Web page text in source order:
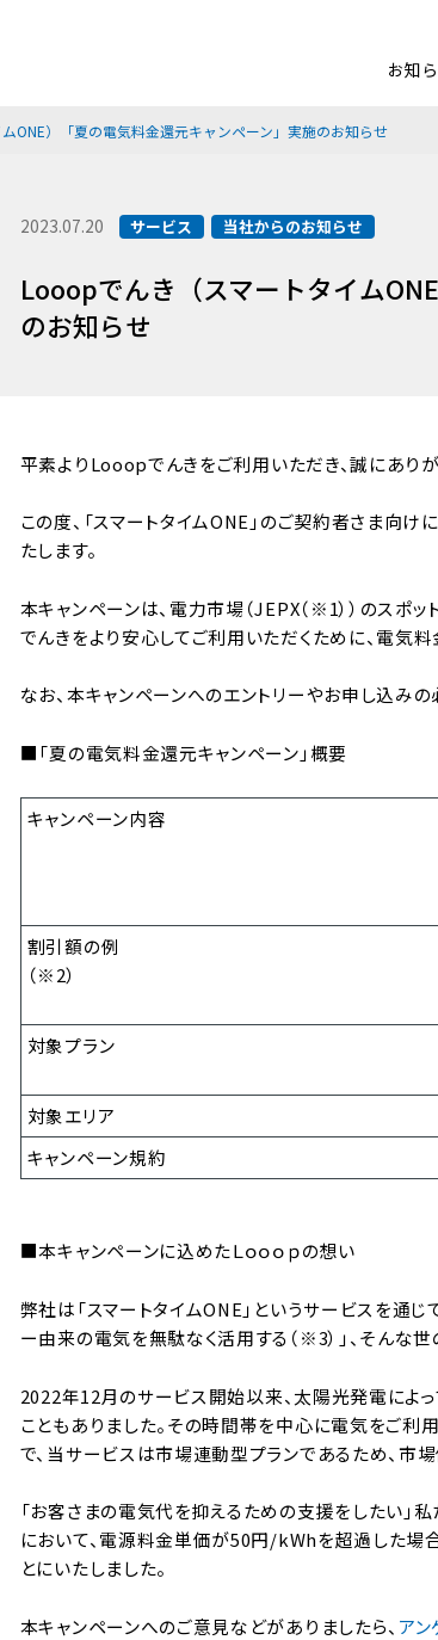
お知
ONE）「夏の電気料金還元キャンペーン」実施のお知らせ
2023.07.20 サービス 当社からのお知らせ
Looopでんき（スマートタイム
のお知らせ
平素よりLooopでんきをご利用いただき、誠にありが
この度、「スマートタイムONE」のご契約者さま向
たします。
本キャンペーンは、電力市場（JEPX（※1））のス
でんきをより安心してご利用いただくために、電気
なお、本キャンペーンへのエントリーやお申し込みの
■「夏の電気料金還元キャンペーン」概要
キャンペーン内容
割引額の例
（※2）
対象プラン
対象エリア
キャンペーン規約
■本キャンペーンに込めたＬｏｏｏｐの想い
弊社は「スマートタイムONE」というサービスを通
ー由来の電気を無駄なく活用する（※3）」、そんな世
2022年12月のサービス開始以来、太陽光発電によ
こともありました。その時間帯を中心に電気をご利
で、当サービスは市場連動型プランであるため、市
「お客さまの電気代を抑えるための支援をしたい」
において、電源料金単価が50円/kWhを超過した場
とにいたしました。
本キャンペーンへのご意見などがありましたら、 アン